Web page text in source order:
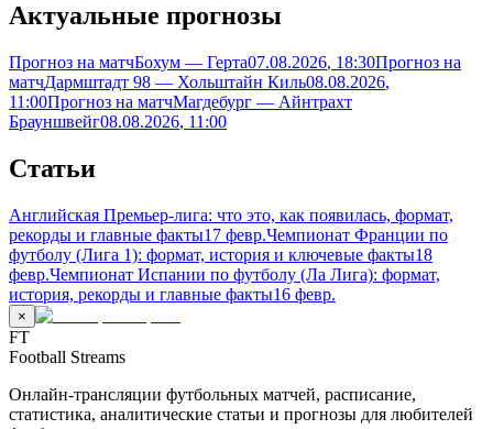
Актуальные прогнозы
Прогноз на матчБохум — Герта07.08.2026, 18:30Прогноз на
матчДармштадт 98 — Хольштайн Киль08.08.2026,
11:00Прогноз на матчМагдебург — Айнтрахт
Брауншвейг08.08.2026, 11:00
Статьи
Английская Премьер-лига: что это, как появилась, формат,
рекорды и главные факты17 февр.Чемпионат Франции по
футболу (Лига 1): формат, история и ключевые факты18
февр.Чемпионат Испании по футболу (Ла Лига): формат,
история, рекорды и главные факты16 февр.
×
FT
Football Streams
Онлайн-трансляции футбольных матчей, расписание,
статистика, аналитические статьи и прогнозы для любителей